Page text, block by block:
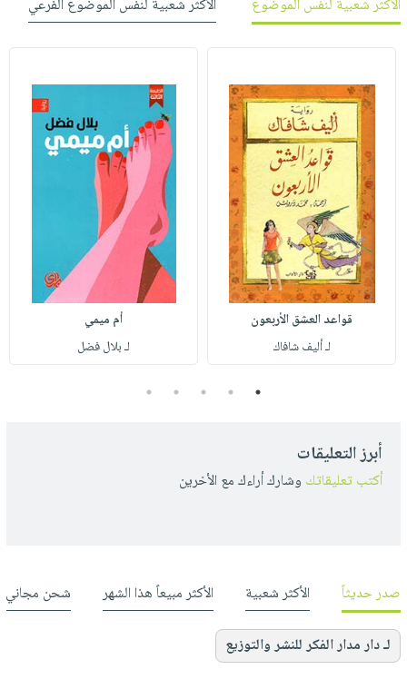
الأكثر شعبية لنفس الموضوع الأكثر شعبية لنفس الموضوع الفرعي
قواعد العشق الأربعون
لـ أليف شافاك
أم ميمي
لـ بلال فضل
1
2
3
4
5
أبرز التعليقات
أكتب تعليقاتك وشارك أراءك مع الأخرين
صدر حديثاً الأكثر شعبية الأكثر مبيعاً هذا الشهر شحن مجاني
لـ دار مدار الفكر للنشر والتوزيع